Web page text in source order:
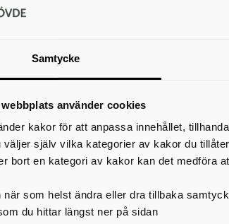
Samtycke
webbplats använder cookies
kakor för att anpassa innehållet,
väljer själv vilka kategorier av kakor du
bort en kategori av kakor kan det medföra
när som helst ändra eller dra tillbaka
du hittar längst ner på sidan
som arena
Skriv ut